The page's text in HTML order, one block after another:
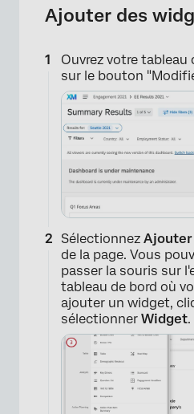
Ajouter des
Ouvrez votre tableau
sur le bouton
Sélectionnez
de la page. Vous
passer la souris sur
tableau de bord où
ajouter un widget,
sélectionner Widget.